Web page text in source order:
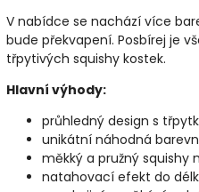
V nabídce se nachází více
bude překvapení. Posbírej je
třpytivých squishy kostek.
Hlavní výhody:
průhledný design s
unikátní náhodná
měkký a pružný squishy
natahovací efekt do